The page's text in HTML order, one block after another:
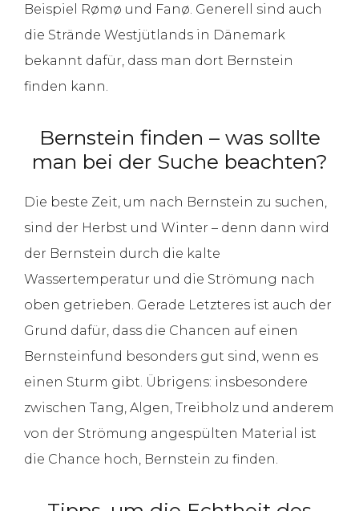
Beispiel Rømø und Fanø. Generell sind auch
die Strände Westjütlands in Dänemark
bekannt dafür, dass man dort Bernstein
finden kann.
Bernstein finden – was sollte
man bei der Suche beachten?
Die beste Zeit, um nach Bernstein zu suchen,
sind der Herbst und Winter – denn dann wird
der Bernstein durch die kalte
Wassertemperatur und die Strömung nach
oben getrieben. Gerade Letzteres ist auch der
Grund dafür, dass die Chancen auf einen
Bernsteinfund besonders gut sind, wenn es
einen Sturm gibt. Übrigens: insbesondere
zwischen Tang, Algen, Treibholz und anderem
von der Strömung angespülten Material ist
die Chance hoch, Bernstein zu finden.